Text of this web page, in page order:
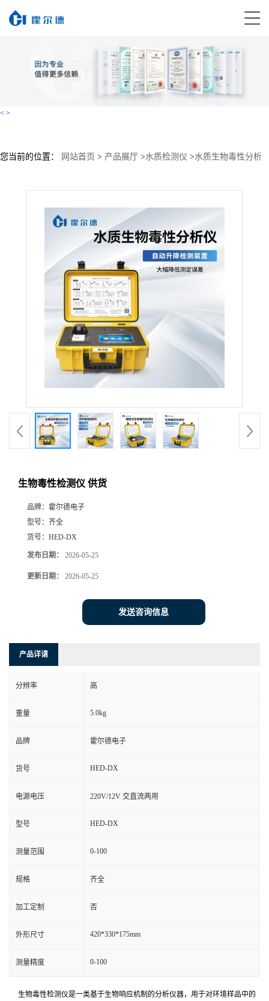
< >
您当前的位置： 网站首页 > 产品展厅 >水质检测仪 >水质生物毒性分析
生物毒性检测仪 供货
品牌： 霍尔德电子
型号： 齐全
货号： HED-DX
发布日期： 2026-05-25
更新日期： 2026-05-25
发送咨询信息
产品详请
分辨率 高
重量 5.0kg
品牌 霍尔德电子
货号 HED-DX
电源电压 220V/12V 交直流两用
型号 HED-DX
测量范围 0-100
规格 齐全
加工定制 否
外形尺寸 420*330*175mm
测量精度 0-100
生物毒性检测仪是一类基于生物响应机制的分析仪器，用于对环境样品中的